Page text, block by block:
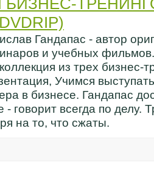
БИЗНЕС-
Гандапас - автор
и учебных
из трех бизнес-
Учимся
в бизнесе. Гандапас
- говорит всегда по делу.
на то, что сжаты.